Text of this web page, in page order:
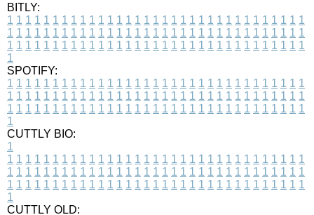
BITLY:
1 1 1 1 1 1 1 1 1 1 1 1 1 1 1 1 1 1 1 1 1 1 1 1 1 1 1 1 1 1 1 1 1
1 1 1 1 1 1 1 1 1 1 1 1 1 1 1 1 1 1 1 1 1 1 1 1 1 1 1 1 1 1 1 1 1
1 1 1 1 1 1 1 1 1 1 1 1 1 1 1 1 1 1 1 1 1 1 1 1 1 1 1 1 1 1 1 1 1
1
SPOTIFY:
1 1 1 1 1 1 1 1 1 1 1 1 1 1 1 1 1 1 1 1 1 1 1 1 1 1 1 1 1 1 1 1 1
1 1 1 1 1 1 1 1 1 1 1 1 1 1 1 1 1 1 1 1 1 1 1 1 1 1 1 1 1 1 1 1 1
1 1 1 1 1 1 1 1 1 1 1 1 1 1 1 1 1 1 1 1 1 1 1 1 1 1 1 1 1 1 1 1 1
1
CUTTLY BIO:
1
1 1 1 1 1 1 1 1 1 1 1 1 1 1 1 1 1 1 1 1 1 1 1 1 1 1 1 1 1 1 1 1 1
1 1 1 1 1 1 1 1 1 1 1 1 1 1 1 1 1 1 1 1 1 1 1 1 1 1 1 1 1 1 1 1 1
1 1 1 1 1 1 1 1 1 1 1 1 1 1 1 1 1 1 1 1 1 1 1 1 1 1 1 1 1 1 1 1 1
1
CUTTLY OLD: